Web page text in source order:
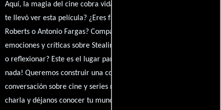
Aquí, la magia del cine cobra vida a través de tus opiniones. ¿Qué
te llevó ver esta película? ¿Eres fan de Francisco Menéndez, Eric
Roberts o Antonio Fargas? Comparte tus pensamientos,
emociones y críticas sobre Stealing Las Vegas. ¿Te hizo reír, llorar
o reflexionar? Este es el lugar para expresarlo. ¡No te guardes
nada! Queremos construir una comunidad apasionada donde la
conversación sobre cine y series nunca se detenga. Únete a la
charla y déjanos conocer tu mundo cinematográfico. ¡Los